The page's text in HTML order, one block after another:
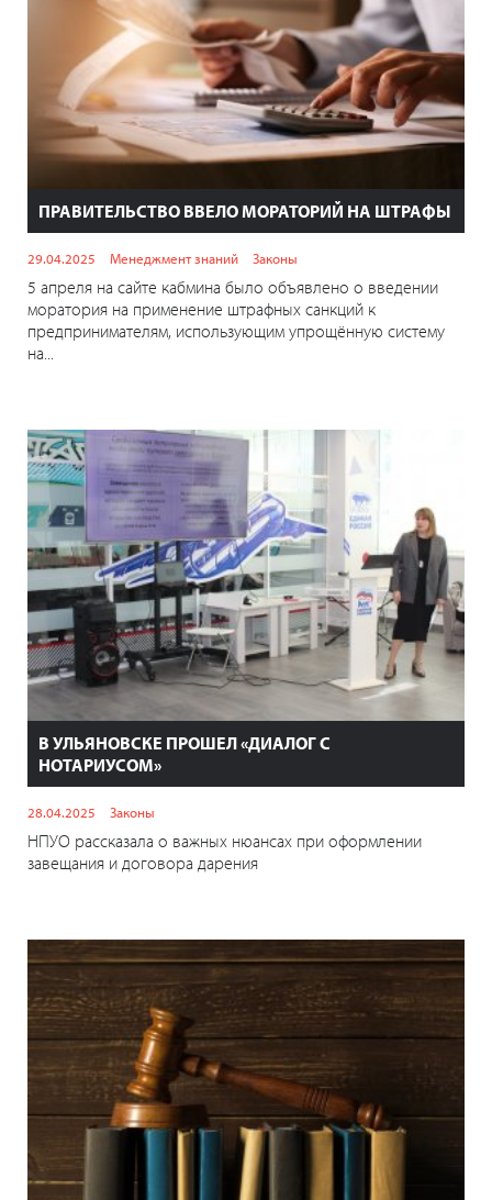
ПРАВИТЕЛЬСТВО ВВЕЛО МОРАТОРИЙ НА ШТРАФЫ
29.04.2025 Менеджмент знаний Законы
5 апреля на сайте кабмина было объявлено о введении
моратория на применение штрафных санкций к
предпринимателям, использующим упрощённую систему
на...
В УЛЬЯНОВСКЕ ПРОШЕЛ «ДИАЛОГ С
НОТАРИУСОМ»
28.04.2025 Законы
НПУО рассказала о важных нюансах при оформлении
завещания и договора дарения